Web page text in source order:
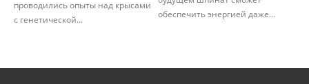
проводились опыты над крысами
с генетической...
обеспечить энергией даже...